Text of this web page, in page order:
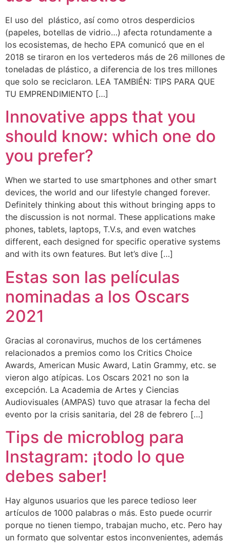
El uso del plástico, así como otros desperdicios
(papeles, botellas de vidrio…) afecta rotundamente a
los ecosistemas, de hecho EPA comunicó que en el
2018 se tiraron en los vertederos más de 26 millones de
toneladas de plástico, a diferencia de los tres millones
que solo se reciclaron. LEA TAMBIÉN: TIPS PARA QUE
TU EMPRENDIMIENTO […]
Innovative apps that you
should know: which one do
you prefer?
When we started to use smartphones and other smart
devices, the world and our lifestyle changed forever.
Definitely thinking about this without bringing apps to
the discussion is not normal. These applications make
phones, tablets, laptops, T.V.s, and even watches
different, each designed for specific operative systems
and with its own features. But let’s dive […]
Estas son las películas
nominadas a los Oscars
2021
Gracias al coronavirus, muchos de los certámenes
relacionados a premios como los Critics Choice
Awards, American Music Award, Latin Grammy, etc. se
vieron algo atípicas. Los Oscars 2021 no son la
excepción. La Academia de Artes y Ciencias
Audiovisuales (AMPAS) tuvo que atrasar la fecha del
evento por la crisis sanitaria, del 28 de febrero […]
Tips de microblog para
Instagram: ¡todo lo que
debes saber!
Hay algunos usuarios que les parece tedioso leer
artículos de 1000 palabras o más. Esto puede ocurrir
porque no tienen tiempo, trabajan mucho, etc. Pero hay
un formato que solventar estos inconvenientes, además